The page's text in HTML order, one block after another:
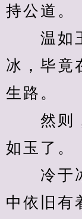
持公道。
温如玉
冰，毕竟
生路。
然则，
如玉了。
冷于冰
中依旧有